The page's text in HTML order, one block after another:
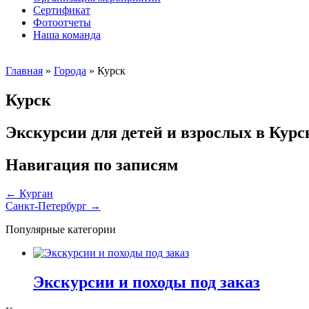
Сертификат
Фотоотчеты
Наша команда
Главная » Города » Курск
Курск
Экскурсии для детей и взрослых в
Навигация по записям
← Курган
Санкт-Петербург →
Популярные категории
Экскурсии и походы под заказ